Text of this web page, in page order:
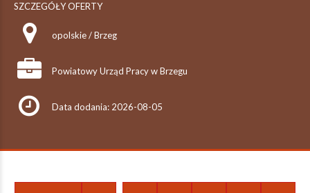
SZCZEGÓŁY OFERTY
opolskie / Brzeg
Powiatowy Urząd Pracy w Brzegu
Data dodania: 2026-08-05